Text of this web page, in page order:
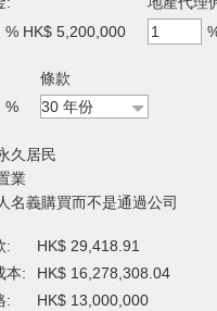
% HK$ 5,200,000
%
條款
久居民
業
名義購買而不是通過公司
:
HK$ 29,418.91
本:
HK$ 16,278,308.04
:
HK$ 13,000,000